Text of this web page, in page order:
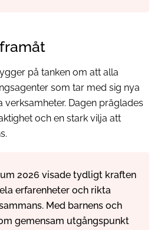
på tanken om att alla
som tar med sig nya
verksamheter. Dagen präglades
och en stark vilja att
2026 visade tydligt kraften
erfarenheter och rikta
Med barnens och
gemensam utgångspunkt